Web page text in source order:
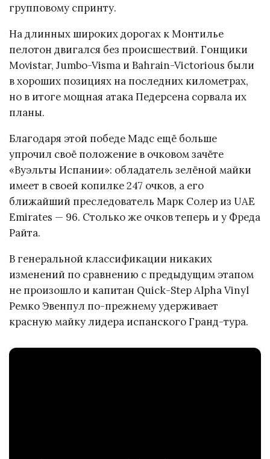
групповому спринту.
На длинных широких дорогах к Монтилье
пелотон двигался без происшествий. Гонщики
Movistar, Jumbo-Visma и Bahrain-Victorious были
в хороших позициях на последних километрах,
но в итоге мощная атака Педерсена сорвала их
планы.
Благодаря этой победе Мадс ещё больше
упрочил своё положение в очковом зачёте
«Вуэльты Испании»: обладатель зелёной майки
имеет в своей копилке 247 очков, а его
ближайший преследователь Марк Солер из UAE
Emirates — 96. Столько же очков теперь и у Фреда
Райта.
В генеральной классификации никаких
изменений по сравнению с предыдущим этапом
не произошло и капитан Quick-Step Alpha Vinyl
Ремко Эвенпул по-прежнему удерживает
красную майку лидера испанского Гранд-тура.